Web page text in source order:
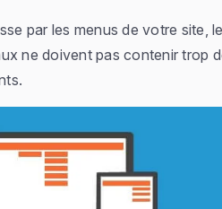
par les menus de votre site,
ne doivent pas contenir trop